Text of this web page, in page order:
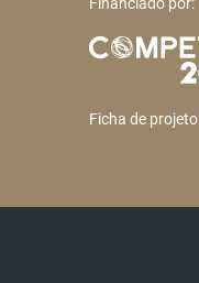
Ficha de projeto